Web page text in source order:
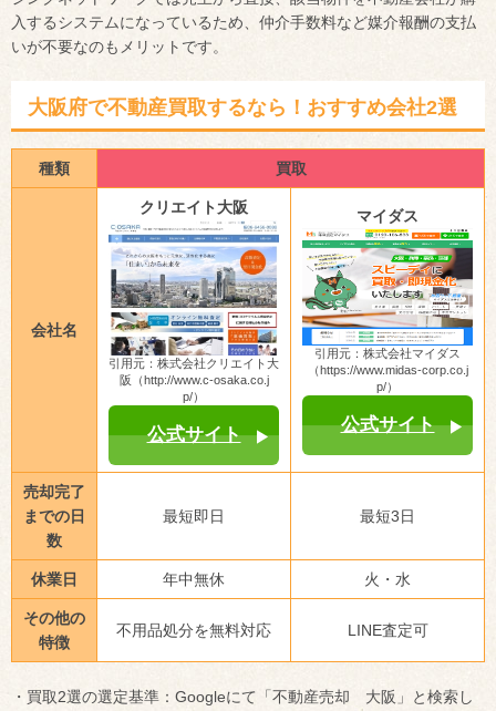
入するシステムになっているため、仲介手数料など媒介報酬の支払
いが不要なのもメリットです。
大阪府で不動産買取するなら！おすすめ会社2選
種類 買取
会社名
クリエイト大阪
引用元：株式会社クリエイト大
阪（http://www.c-osaka.co.j
p/）
公式サイト
マイダス
引用元：株式会社マイダス
（https://www.midas-corp.co.j
p/）
公式サイト
売却完了
までの日
数
最短即日 最短3日
休業日 年中無休 火・水
その他の
特徴
不用品処分を無料対応 LINE査定可
・買取2選の選定基準：Googleにて「不動産売却 大阪」と検索し